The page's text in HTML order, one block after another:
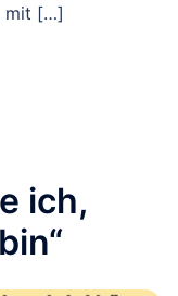
mit […]
ich,